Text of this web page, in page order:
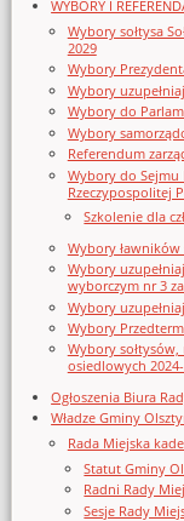
WYBORY I
Wybory sołtysa
2029
Wybory
Wybory
Wybory do
Wybory
Referendum
Wybory do Sejmu
Rzeczypospolitej
Szkolenie dla
Wybory
Wybory
wyborczym nr 3
Wybory
Wybory
Wybory
osiedlowych
Ogłoszenia Biura
Władze Gminy
Rada Miejska
Statut Gminy
Radni Rady
Sesje Rady